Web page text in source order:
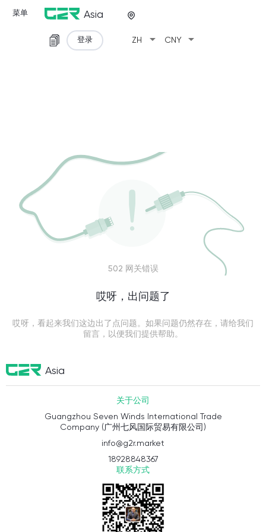
菜单 Asia
ZH arrow_drop_down CNY arrow_drop_down
登录
502 网关错误
哎呀，出问题了
哎呀，看起来我们这边出了点问题。如果问题仍然存在，请给我们
留言，以便我们提供帮助。
Asia
关于公司
Guangzhou Seven Winds International Trade
Company (广州七风国际贸易有限公司)
info@g2r.market
18928848367
联系方式